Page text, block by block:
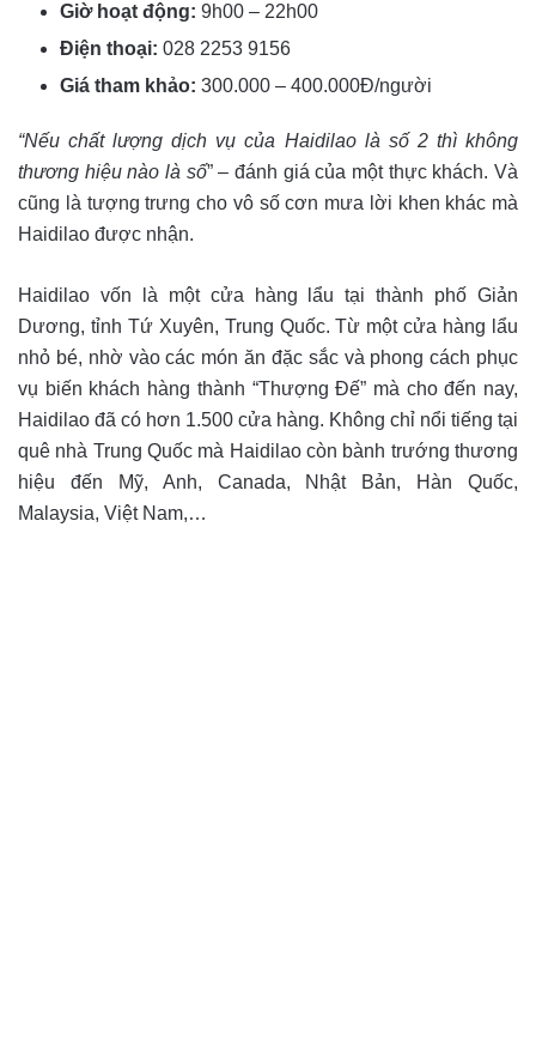
Giờ hoạt động: 9h00 – 22h00
Điện thoại: 028 2253 9156
Giá tham khảo: 300.000 – 400.000Đ/người
“Nếu chất lượng dịch vụ của Haidilao là số 2 thì không
thương hiệu nào là số” – đánh giá của một thực khách. Và
cũng là tượng trưng cho vô số cơn mưa lời khen khác mà
Haidilao được nhận.
Haidilao vốn là một cửa hàng lẩu tại thành phố Giản
Dương, tỉnh Tứ Xuyên, Trung Quốc. Từ một cửa hàng lẩu
nhỏ bé, nhờ vào các món ăn đặc sắc và phong cách phục
vụ biến khách hàng thành “Thượng Đế” mà cho đến nay,
Haidilao đã có hơn 1.500 cửa hàng. Không chỉ nổi tiếng tại
quê nhà Trung Quốc mà Haidilao còn bành trướng thương
hiệu đến Mỹ, Anh, Canada, Nhật Bản, Hàn Quốc,
Malaysia, Việt Nam,…